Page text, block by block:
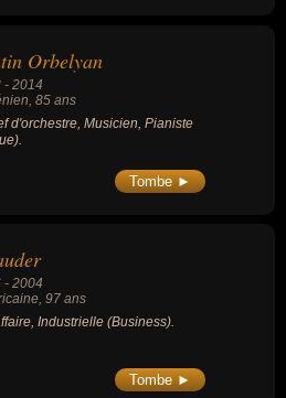
Orbelyan
- 2014
, 85 ans
d'orchestre, Musicien, Pianiste
Tombe ►
- 2004
, 97 ans
Industrielle (Business).
Tombe ►